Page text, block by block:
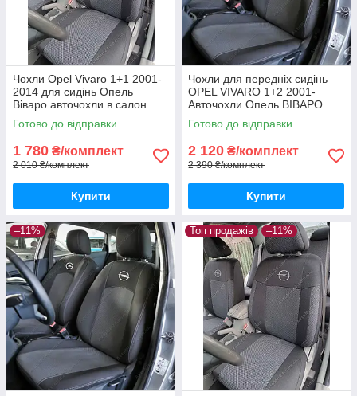
Чохли Opel Vivaro 1+1 2001-
2014 для сидінь Опель
Віваро авточохли в салон
якість
Готово до відправки
1 780 ₴/комплект
2 010 ₴/комплект
Купити
Чохли для передніх сидінь
OPEL VIVARO 1+2 2001-
Авточохли Опель ВІВАРО
(передні) 2001-2014
Готово до відправки
2 120 ₴/комплект
2 390 ₴/комплект
Купити
–11% Топ продажів –11%